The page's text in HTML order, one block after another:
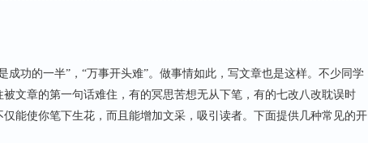
功的一半”，“万事开头难”。做事情如此，写文章也是这样。不少同学
文章的第一句话难住，有的冥思苦想无从下笔，有的七改八改耽误时
能使你笔下生花，而且能增加文采，吸引读者。下面提供几种常见的开